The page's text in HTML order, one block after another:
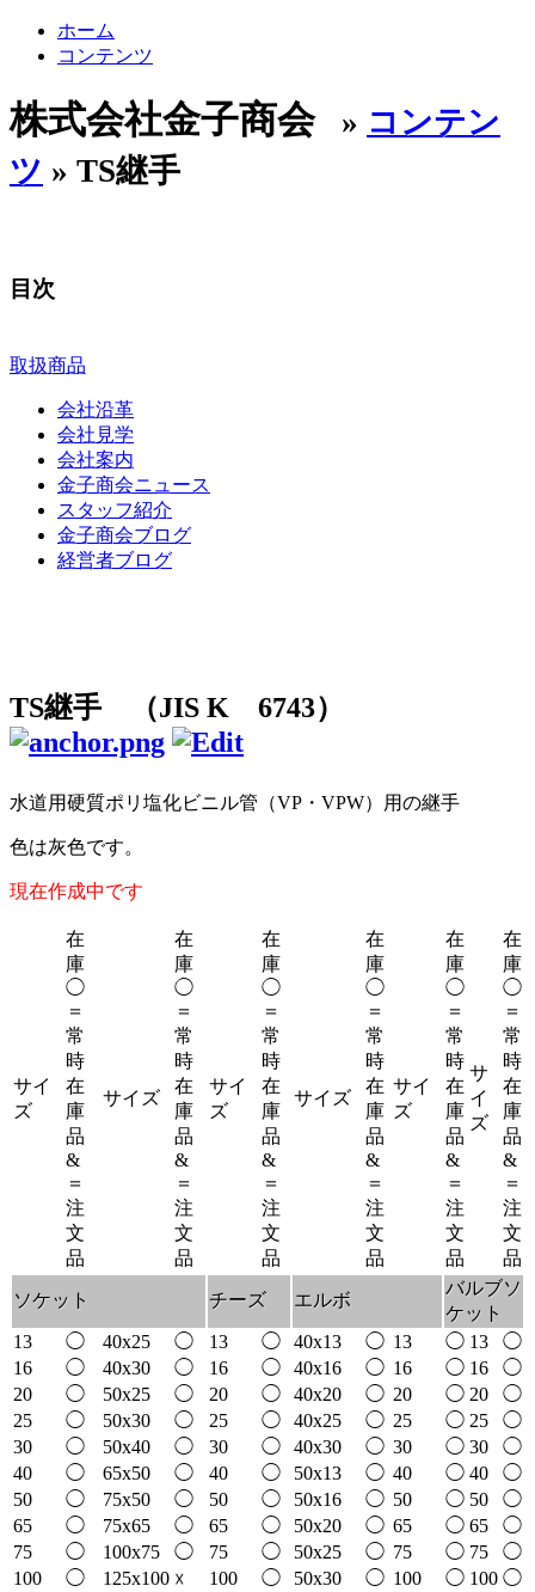
ホーム
コンテンツ
株式会社金子商会 » コンテン
ツ » TS継手
目次
取扱商品
会社沿革
会社見学
会社案内
金子商会ニュース
スタッフ紹介
金子商会ブログ
経営者ブログ
TS継手 （JIS K 6743）
水道用硬質ポリ塩化ビニル管（VP・VPW）用の継手
色は灰色です。
現在作成中です
サイ
ズ
在
庫
◯
＝
常
時
在
庫
品
&
＝
注
文
品
サイズ
在
庫
◯
＝
常
時
在
庫
品
&
＝
注
文
品
サイ
ズ
在
庫
◯
＝
常
時
在
庫
品
&
＝
注
文
品
サイズ
在
庫
◯
＝
常
時
在
庫
品
&
＝
注
文
品
サイ
ズ
在
庫
◯
＝
常
時
在
庫
品
&
＝
注
文
品
サ
イ
ズ
在
庫
◯
＝
常
時
在
庫
品
&
＝
注
文
品
ソケット チーズ エルボ
バルブソ
ケット
13
◯ 40x25 ◯ 13 ◯ 40x13 ◯ 13 ◯ 13
◯
16
◯ 40x30 ◯ 16 ◯ 40x16 ◯ 16 ◯ 16
◯
20
◯ 50x25 ◯ 20 ◯ 40x20 ◯ 20 ◯ 20
◯
25
◯ 50x30 ◯ 25 ◯ 40x25 ◯ 25 ◯ 25
◯
30
◯ 50x40 ◯ 30 ◯ 40x30 ◯ 30 ◯ 30
◯
40
◯ 65x50 ◯ 40 ◯ 50x13 ◯ 40 ◯ 40
◯
50
◯ 75x50 ◯ 50 ◯ 50x16 ◯ 50 ◯ 50
◯
65
◯ 75x65 ◯ 65 ◯ 50x20 ◯ 65 ◯ 65
◯
75
◯ 100x75 ◯ 75 ◯ 50x25 ◯ 75 ◯ 75
◯
100
◯ 125x100 ☓ 100 ◯ 50x30 ◯ 100 ◯ 100 ◯